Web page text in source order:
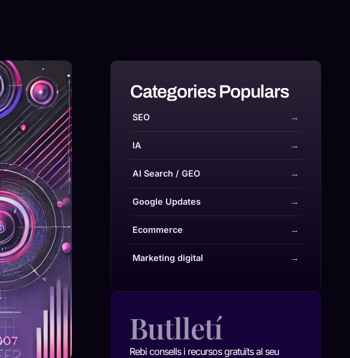
Categories Populars
SEO →
IA →
AI Search / GEO →
Google Updates →
Ecommerce →
Marketing digital →
Butlletí
Rebi consells i recursos gratuïts al seu